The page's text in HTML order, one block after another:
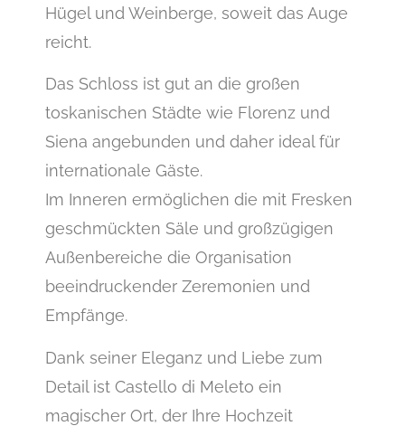
Hügel und Weinberge, soweit das Auge
reicht.
Das Schloss ist gut an die großen
toskanischen Städte wie Florenz und
Siena angebunden und daher ideal für
internationale Gäste.
Im Inneren ermöglichen die mit Fresken
geschmückten Säle und großzügigen
Außenbereiche die Organisation
beeindruckender Zeremonien und
Empfänge.
Dank seiner Eleganz und Liebe zum
Detail ist Castello di Meleto ein
magischer Ort, der Ihre Hochzeit